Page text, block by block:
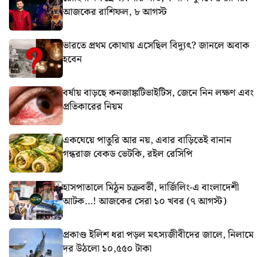
আজকের রাশিফল, ৮ আগস্ট
ভারতে প্রথম কোথায় এসেছিল বিদ্যুৎ? জানলে অবাক
হবেন
বর্ষায় বাড়ছে কনজাঙ্কটিভাইটিস, জেনে নিন লক্ষণ এবং
প্রতিকারের নিয়ম
একঘেয়ে পাতুরি আর নয়, এবার বাড়িতেই বানান
গন্ধরাজ বেকড ভেটকি, রইল রেসিপি
হাসপাতালে মিঠুন চক্রবর্তী, দার্জিলিং-এ বাংলাদেশী
আটক…! আজকের সেরা ১০ খবর (৭ আগস্ট)
প্রকাণ্ড ইলিশ ধরা পড়ল মৎস্যজীবীদের জালে, নিলামে
দর উঠলো ১০,৫৫০ টাকা